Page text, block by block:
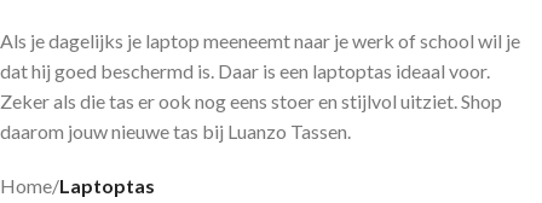
Als je dagelijks je laptop meeneemt naar je werk of school wil je
dat hij goed beschermd is. Daar is een laptoptas ideaal voor.
Zeker als die tas er ook nog eens stoer en stijlvol uitziet. Shop
daarom jouw nieuwe tas bij Luanzo Tassen.
Home/Laptoptas